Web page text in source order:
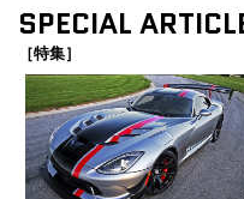
SPECIAL
［特集］